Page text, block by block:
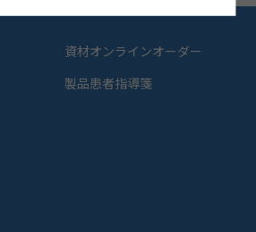
資材オンラインオーダー
製品患者指導箋